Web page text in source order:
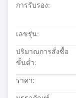
การรับรอง:
เลขรุ่น:
ปริมาณการสั่งซื้อ
ขั้นต่ำ:
ราคา: